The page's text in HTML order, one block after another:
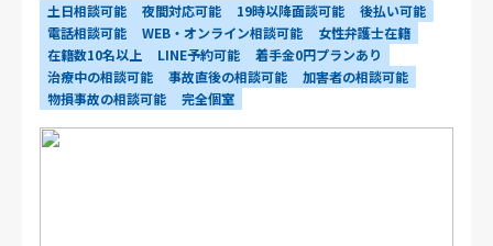
土日相談可能 夜間対応可能 19時以降面談可能
後払い可能
電話相談可能
WEB・オンライン相談可能
女性弁護士在籍
在籍数10名以上
LINE予約可能
着手金0円プランあり
治療中の相談可能
事故直後の相談可能
加害者の相談可能
物損事故の相談可能
完全個室